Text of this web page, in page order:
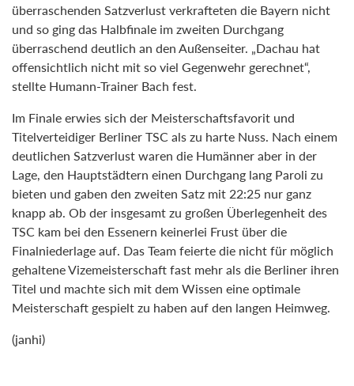
überraschenden Satzverlust verkrafteten die Bayern nicht
und so ging das Halbfinale im zweiten Durchgang
überraschend deutlich an den Außenseiter. „Dachau hat
offensichtlich nicht mit so viel Gegenwehr gerechnet“,
stellte Humann-Trainer Bach fest.
Im Finale erwies sich der Meisterschaftsfavorit und
Titelverteidiger Berliner TSC als zu harte Nuss. Nach einem
deutlichen Satzverlust waren die Humänner aber in der
Lage, den Hauptstädtern einen Durchgang lang Paroli zu
bieten und gaben den zweiten Satz mit 22:25 nur ganz
knapp ab. Ob der insgesamt zu großen Überlegenheit des
TSC kam bei den Essenern keinerlei Frust über die
Finalniederlage auf. Das Team feierte die nicht für möglich
gehaltene Vizemeisterschaft fast mehr als die Berliner ihren
Titel und machte sich mit dem Wissen eine optimale
Meisterschaft gespielt zu haben auf den langen Heimweg.
(janhi)